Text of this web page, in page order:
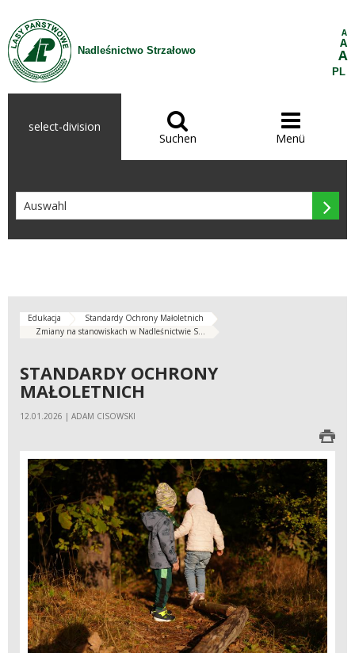
Zum Inhalt wechseln
Nadleśnictwo Strzałowo
A
A
A
PL
select-division 
Suchen

Menü

Edukacja
Standardy Ochrony Małoletnich
Zmiany na stanowiskach w Nadleśnictwie S...
STANDARDY OCHRONY
MAŁOLETNICH
12.01.2026 | ADAM CISOWSKI